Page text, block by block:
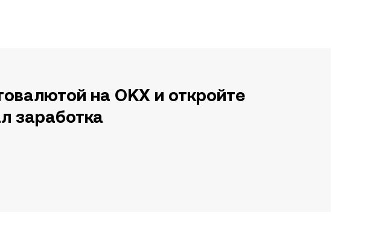
на OKX и откройте
заработка